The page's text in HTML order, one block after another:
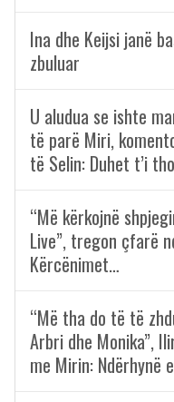
Ina dhe Keijsi janë
zbuluar
U aludua se ishte
të parë Miri,
të Selin: Duhet t’i
“Më kërkojnë
Live”, tregon çfarë
Kërcënimet…
“Më tha do të të
Arbri dhe Monika”,
me Mirin: Ndërhynë